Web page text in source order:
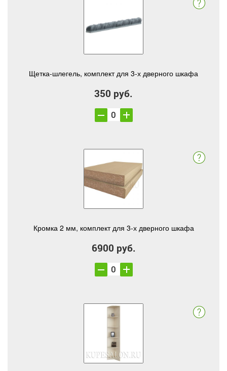
Щетка-шлегель, комплект для 3-х дверного шкафа
350 руб.
Кромка 2 мм, комплект для 3-х дверного шкафа
6900 руб.